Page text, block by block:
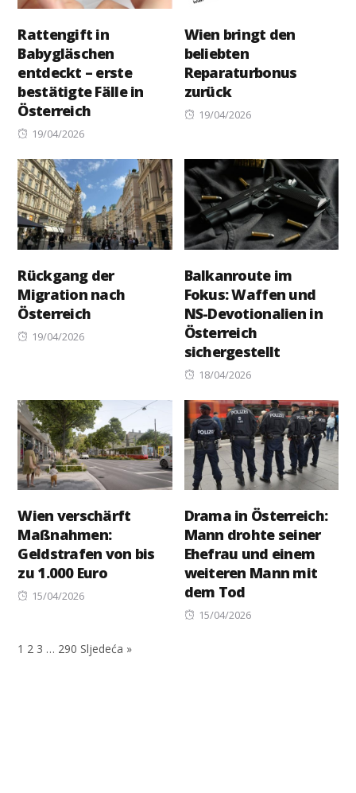
Rattengift in
Babygläschen
entdeckt – erste
bestätigte Fälle in
Österreich
Posted
19/04/2026
Wien bringt den
beliebten
Reparaturbonus
zurück
Posted
19/04/2026
Rückgang der
Migration nach
Österreich
Posted
19/04/2026
Balkanroute im
Fokus: Waffen und
NS-Devotionalien in
Österreich
sichergestellt
Posted
18/04/2026
Wien verschärft
Maßnahmen:
Geldstrafen von bis
zu 1.000 Euro
Posted
15/04/2026
Drama in Österreich:
Mann drohte seiner
Ehefrau und einem
weiteren Mann mit
dem Tod
Posted
15/04/2026
1 2 3 … 290 Sljedeća »